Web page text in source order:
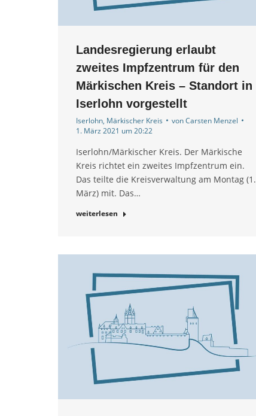
Landesregierung erlaubt
zweites Impfzentrum für den
Märkischen Kreis – Standort in
Iserlohn vorgestellt
Iserlohn, Märkischer Kreis vonCarsten Menzel
1. März 2021 um 20:22
Iserlohn/Märkischer Kreis. Der Märkische
Kreis richtet ein zweites Impfzentrum ein.
Das teilte die Kreisverwaltung am Montag (1.
März) mit. Das…
weiterlesen